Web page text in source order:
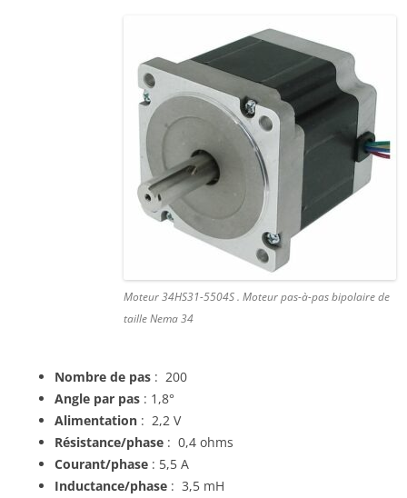
Moteur 34HS31-5504S . Moteur pas-à-pas bipolaire de
taille Nema 34
Nombre de pas : 200
Angle par pas : 1,8°
Alimentation : 2,2 V
Résistance/phase : 0,4 ohms
Courant/phase : 5,5 A
Inductance/phase : 3,5 mH